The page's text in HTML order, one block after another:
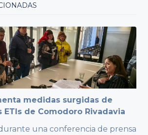
medidas surgidas de
ETIs de Comodoro Rivadavia
una conferencia de prensa